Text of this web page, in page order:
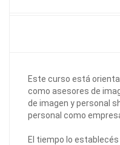
Este curso está
como asesores de
de imagen y personal
personal como
El tiempo lo